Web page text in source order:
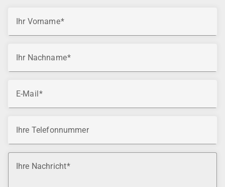
Ihr Vorname
Ihr Nachname
E-Mail
Ihre Telefonnummer
Ihre Nachricht